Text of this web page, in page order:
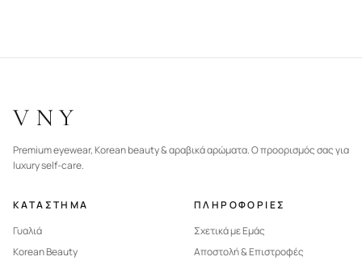
VNY
Premium eyewear, Korean beauty & αραβικά αρώματα. Ο προορισμός σας για
luxury self-care.
ΚΑΤΑΣΤΗΜΑ
Γυαλιά
Korean Beauty
ΠΛΗΡΟΦΟΡΙΕΣ
Σχετικά με Εμάς
Αποστολή & Επιστροφές